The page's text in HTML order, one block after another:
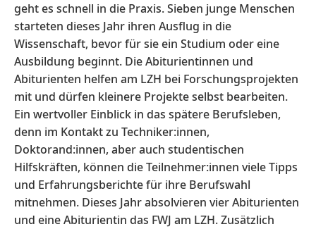
geht es schnell in die Praxis. Sieben junge Menschen
starteten dieses Jahr ihren Ausflug in die
Wissenschaft, bevor für sie ein Studium oder eine
Ausbildung beginnt. Die Abiturientinnen und
Abiturienten helfen am LZH bei Forschungsprojekten
mit und dürfen kleinere Projekte selbst bearbeiten.
Ein wertvoller Einblick in das spätere Berufsleben,
denn im Kontakt zu Techniker:innen,
Doktorand:innen, aber auch studentischen
Hilfskräften, können die Teilnehmer:innen viele Tipps
und Erfahrungsberichte für ihre Berufswahl
mitnehmen. Dieses Jahr absolvieren vier Abiturienten
und eine Abiturientin das FWJ am LZH. Zusätzlich